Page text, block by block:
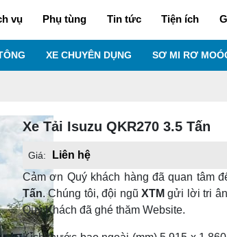
vụ Phụ tùng Tin tức Tiện ích
XE CHUYÊN DỤNG SƠ MI RƠ
Xe Tải Isuzu QKR270 3.5 Tấn
Giá:
Liên hệ
Cảm ơn Quý khách hàng đã quan tâm
Tấn. Chúng tôi, đội ngũ XTM gửi lời tri
Quý Khách đã ghé thăm Website.